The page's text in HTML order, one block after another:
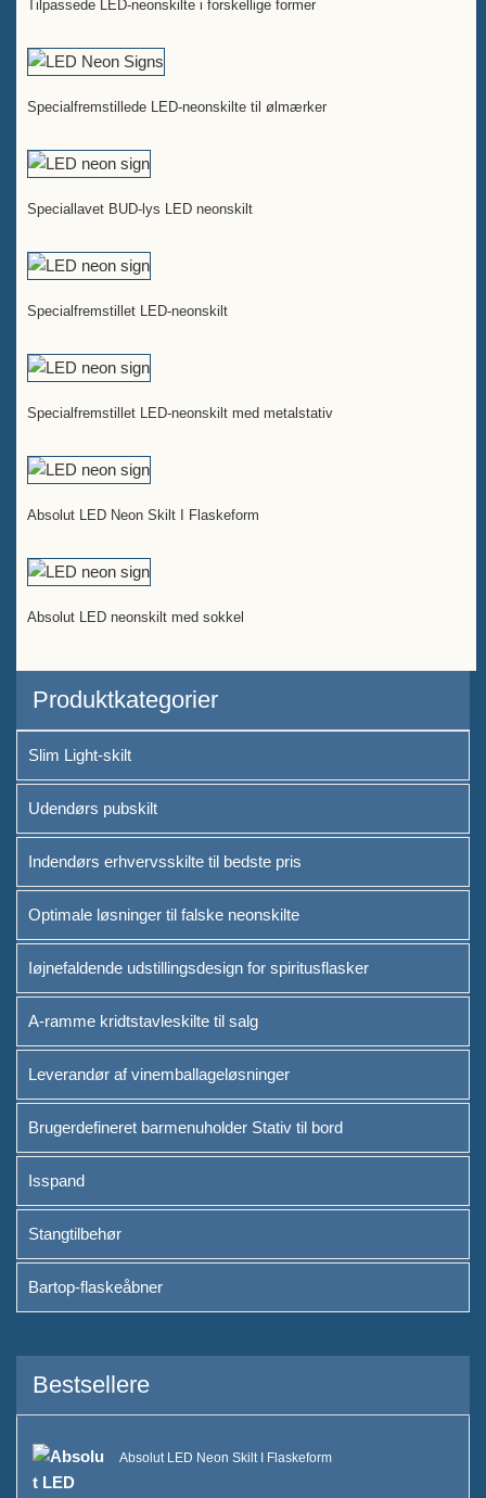
Tilpassede LED-neonskilte i forskellige former
Specialfremstillede LED-neonskilte til ølmærker
Speciallavet BUD-lys LED neonskilt
Specialfremstillet LED-neonskilt
Specialfremstillet LED-neonskilt med metalstativ
Absolut LED Neon Skilt I Flaskeform
Absolut LED neonskilt med sokkel
Produktkategorier
Slim Light-skilt
Udendørs pubskilt
Indendørs erhvervsskilte til bedste pris
Optimale løsninger til falske neonskilte
Iøjnefaldende udstillingsdesign for spiritusflasker
A-ramme kridtstavleskilte til salg
Leverandør af vinemballageløsninger
Brugerdefineret barmenuholder Stativ til bord
Isspand
Stangtilbehør
Bartop-flaskeåbner
Bestsellere
Absolut LED Neon Skilt I Flaskeform